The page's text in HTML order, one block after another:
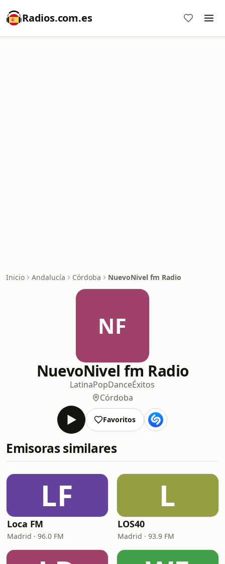
Radios.com.es
Inicio Andalucía Córdoba NuevoNivel fm Radio
NF
NuevoNivel fm Radio
LatinaPopDanceÉxitos
Córdoba
Favoritos
Emisoras similares
LF
Loca FM
Madrid · 96.0 FM
L
LOS40
Madrid · 93.9 FM